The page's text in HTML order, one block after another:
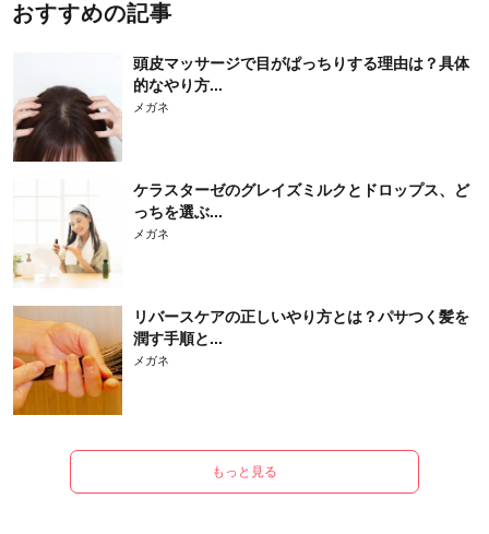
おすすめの記事
頭皮マッサージで目がぱっちりする理由は？具体
的なやり方...
メガネ
ケラスターゼのグレイズミルクとドロップス、ど
っちを選ぶ...
メガネ
リバースケアの正しいやり方とは？パサつく髪を
潤す手順と...
メガネ
もっと見る